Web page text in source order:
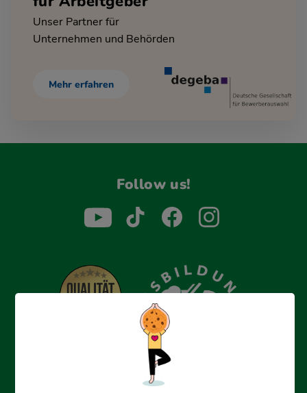
Unser Partner für
Unternehmen und Behörden
Mehr erfahren
Follow us!
Erfolgreich bewerben mit Ausbildungspark: Wir
begleiten dich Schritt für Schritt bei deinem Start in den